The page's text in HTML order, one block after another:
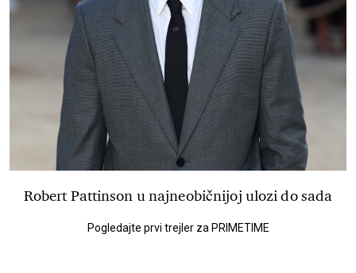
Robert Pattinson u najneobičnijoj ulozi do sada
Pogledajte prvi trejler za PRIMETIME